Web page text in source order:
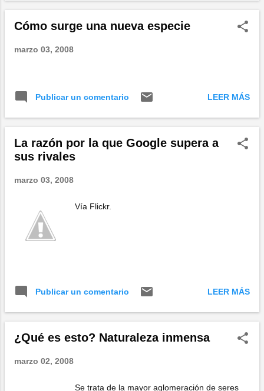
Cómo surge una nueva especie
marzo 03, 2008
Publicar un comentario LEER MÁS
La razón por la que Google supera a
sus rivales
marzo 03, 2008
Vía Flickr.
Publicar un comentario LEER MÁS
¿Qué es esto? Naturaleza inmensa
marzo 02, 2008
Se trata de la mayor aglomeración de seres